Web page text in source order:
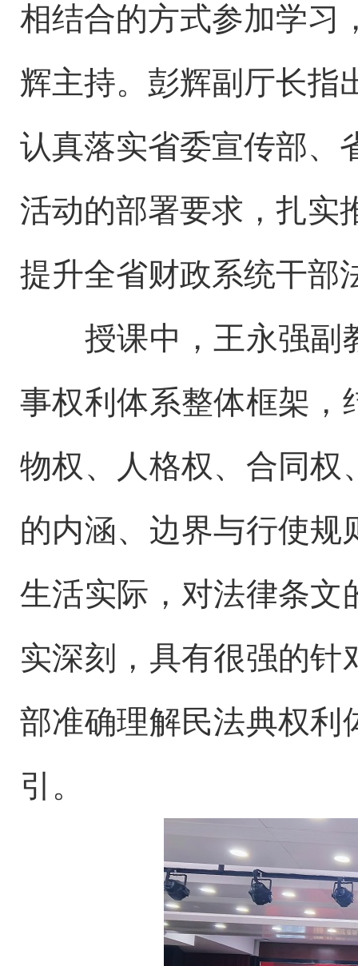
相结合的方式参加学习
辉主持。彭辉副厅长指
认真落实省委宣传部、
活动的部署要求，扎实
提升全省财政系统干部
授课中，王永强副
事权利体系整体框架，
物权、人格权、合同权
的内涵、边界与行使
生活实际，对法律条文
实深刻，具有很强的
部准确理解民法典权利
引。